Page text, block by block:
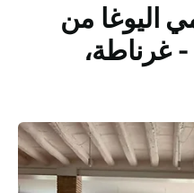
اليوغا من
- غرناطة،